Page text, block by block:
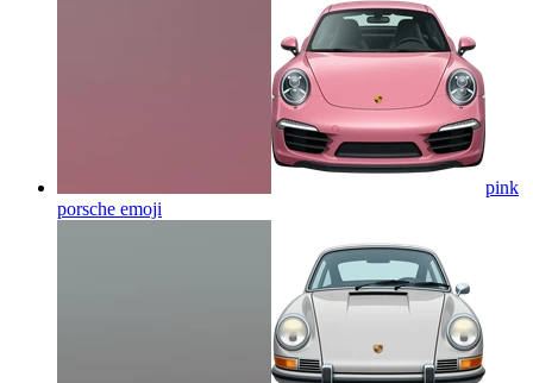
pink
porsche emoji